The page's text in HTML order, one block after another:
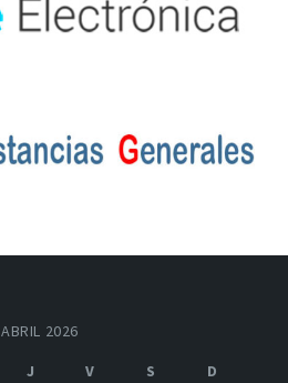
ABRIL 2026
J V S
D